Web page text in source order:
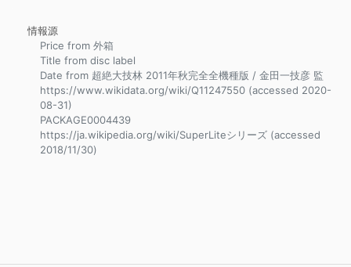
情報源
Price from 外箱
Title from disc label
Date from 超絶大技林 2011年秋完全全機種版 / 金田一技彦 監
https://www.wikidata.org/wiki/Q11247550 (accessed 2020-
08-31)
PACKAGE0004439
https://ja.wikipedia.org/wiki/SuperLiteシリーズ (accessed
2018/11/30)